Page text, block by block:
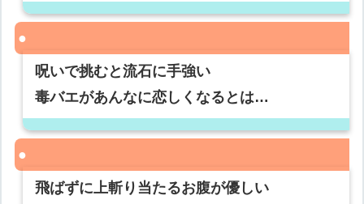
呪いで挑むと流石に手強い
毒バエがあんなに恋しくなるとは…
飛ばずに上斬り当たるお腹が優しい